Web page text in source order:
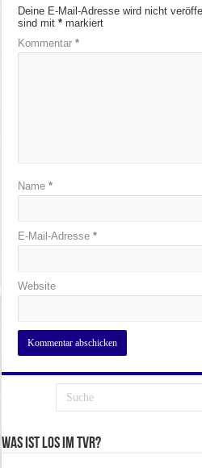
Deine E-Mail-Adresse wird nicht
sind mit* markiert
Kommentar*
Name*
E-Mail-Adresse*
Website
Was ist los im TVR?